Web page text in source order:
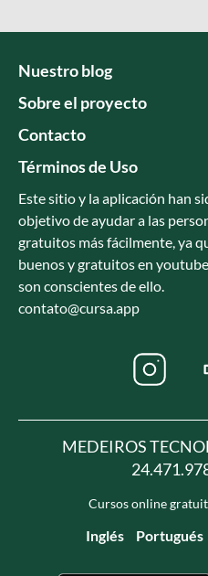
Nuestro blog
Sobre el proyecto
Contacto
Términos de Uso
Este sitio y la aplicación han
objetivo de ayudar a las
gratuitos más fácilmente, ya
buenos y gratuitos en
son conscientes de ello.
contato@cursa.app
MEDEIROS
Cursos online
Inglés Portugués